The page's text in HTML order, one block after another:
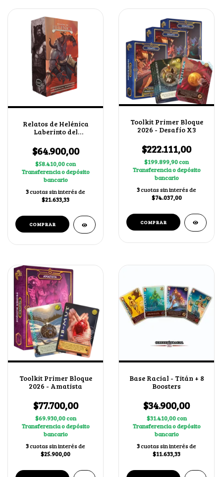
Relatos de Helénica
Laberinto del
$64.900,00
$58.410,00con
Transferencia o depósito
bancario
3cuotas sin interés de
$21.633,33
Toolkit Primer Bloque
2026 - Desafío X3
$222.111,00
$199.899,90con
Transferencia o depósito
bancario
3cuotas sin interés de
$74.037,00
Toolkit Primer Bloque
2026 - Amatista
$77.700,00
$69.930,00con
Transferencia o depósito
bancario
3cuotas sin interés de
$25.900,00
Base Racial - Titán + 8
Boosters
$34.900,00
$31.410,00con
Transferencia o depósito
bancario
3cuotas sin interés de
$11.633,33